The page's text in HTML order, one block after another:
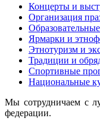
Концерты и
Организация
Ярмарки и
Этнотуризм и
Традиции и
Спортивные
Национальные
Мы сотрудничаем с
федерации.